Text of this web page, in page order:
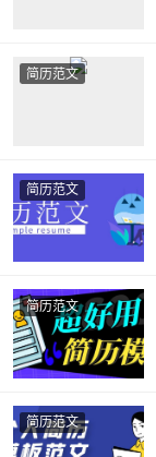
简历范文
简历范文
简历范文
简历范文